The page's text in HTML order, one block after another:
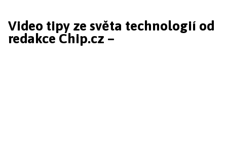
Video tipy ze světa technologií od
redakce Chip.cz –